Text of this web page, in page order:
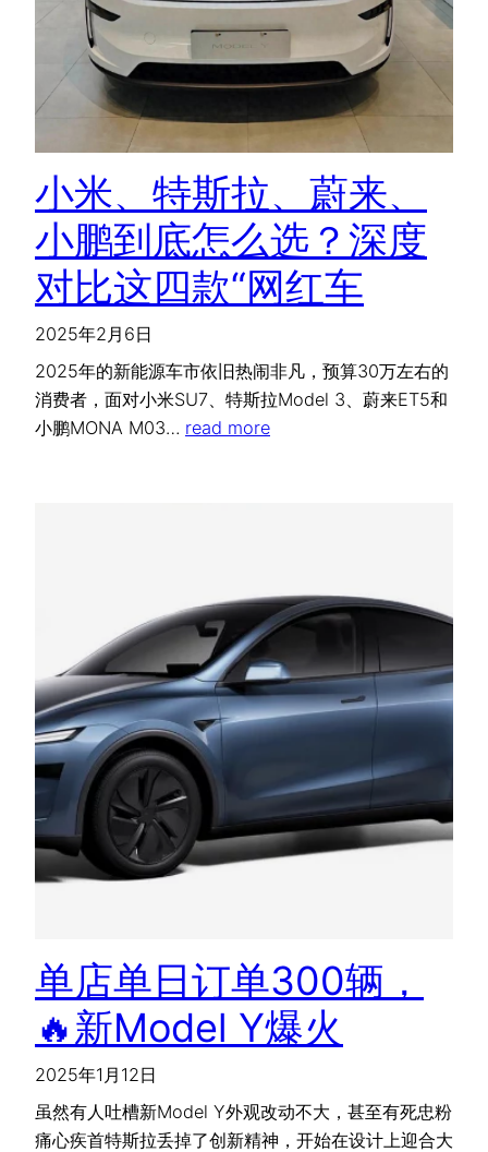
小米、特斯拉、蔚来、
小鹏到底怎么选？深度
对比这四款“网红车
2025年2月6日
2025年的新能源车市依旧热闹非凡，预算30万左右的
消费者，面对小米SU7、特斯拉Model 3、蔚来ET5和
小鹏MONA M03… read more
单店单日订单300辆，
🔥新Model Y爆火
2025年1月12日
虽然有人吐槽新Model Y外观改动不大，甚至有死忠粉
痛心疾首特斯拉丢掉了创新精神，开始在设计上迎合大